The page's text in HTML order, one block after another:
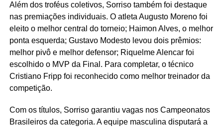
Além dos troféus coletivos, Sorriso também foi destaque
nas premiações individuais. O atleta Augusto Moreno foi
eleito o melhor central do torneio; Haimon Alves, o melhor
ponta esquerda; Gustavo Modesto levou dois prêmios:
melhor pivô e melhor defensor; Riquelme Alencar foi
escolhido o MVP da Final. Para completar, o técnico
Cristiano Fripp foi reconhecido como melhor treinador da
competição.
Com os títulos, Sorriso garantiu vagas nos Campeonatos
Brasileiros da categoria. A equipe masculina disputará a